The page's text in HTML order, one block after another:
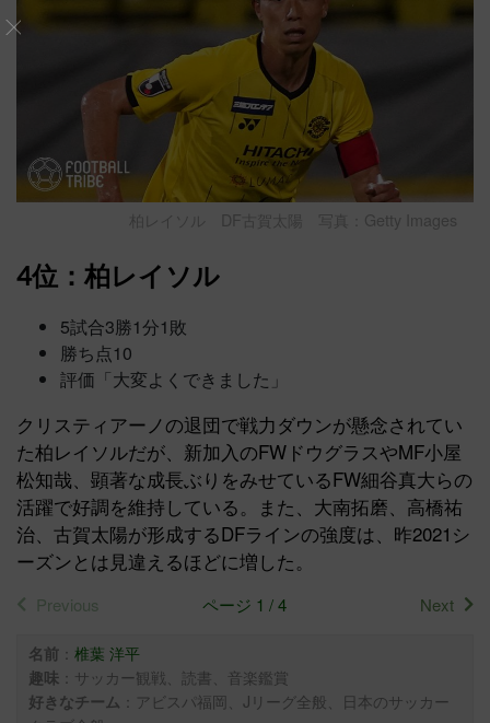
柏レイソル DF古賀太陽 写真：Getty Images
4位：柏レイソル
5試合3勝1分1敗
勝ち点10
評価「大変よくできました」
クリスティアーノの退団で戦力ダウンが懸念されてい
た柏レイソルだが、新加入のFWドウグラスやMF小屋
松知哉、顕著な成長ぶりをみせているFW細谷真大らの
活躍で好調を維持している。また、大南拓磨、高橋祐
治、古賀太陽が形成するDFラインの強度は、昨2021シ
ーズンとは見違えるほどに増した。
Previous ページ 1 / 4 Next
名前 ： 椎葉 洋平
趣味 ：サッカー観戦、読書、音楽鑑賞
好きなチーム ：アビスパ福岡、Jリーグ全般、 日本のサッカー